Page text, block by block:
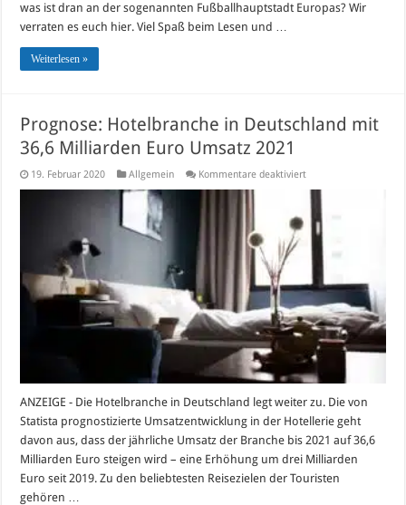
was ist dran an der sogenannten Fußballhauptstadt Europas? Wir
verraten es euch hier. Viel Spaß beim Lesen und …
Weiterlesen »
Prognose: Hotelbranche in Deutschland mit
36,6 Milliarden Euro Umsatz 2021
19. Februar 2020 Allgemein Kommentare deaktiviertfür
Deutschland
mit
Euro
2021
ANZEIGE - Die Hotelbranche in Deutschland legt weiter zu. Die von
Statista prognostizierte Umsatzentwicklung in der Hotellerie geht
davon aus, dass der jährliche Umsatz der Branche bis 2021 auf 36,6
Milliarden Euro steigen wird – eine Erhöhung um drei Milliarden
Euro seit 2019. Zu den beliebtesten Reisezielen der Touristen
gehören …